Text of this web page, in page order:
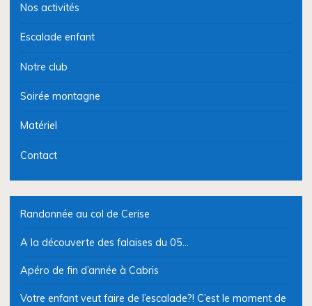
Nos activités
Escalade enfant
Notre club
Soirée montagne
Matériel
Contact
Randonnée au col de Cerise
A la découverte des falaises du 05…
Apéro de fin d’année à Cabris
Votre enfant veut faire de l’escalade?! C’est le moment de